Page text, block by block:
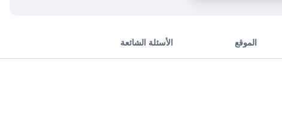
الموقع الأسئلة الشائعة